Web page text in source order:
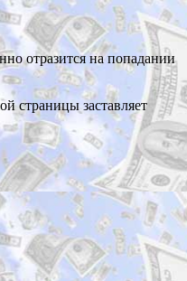
отразится на попадании
страницы заставляет